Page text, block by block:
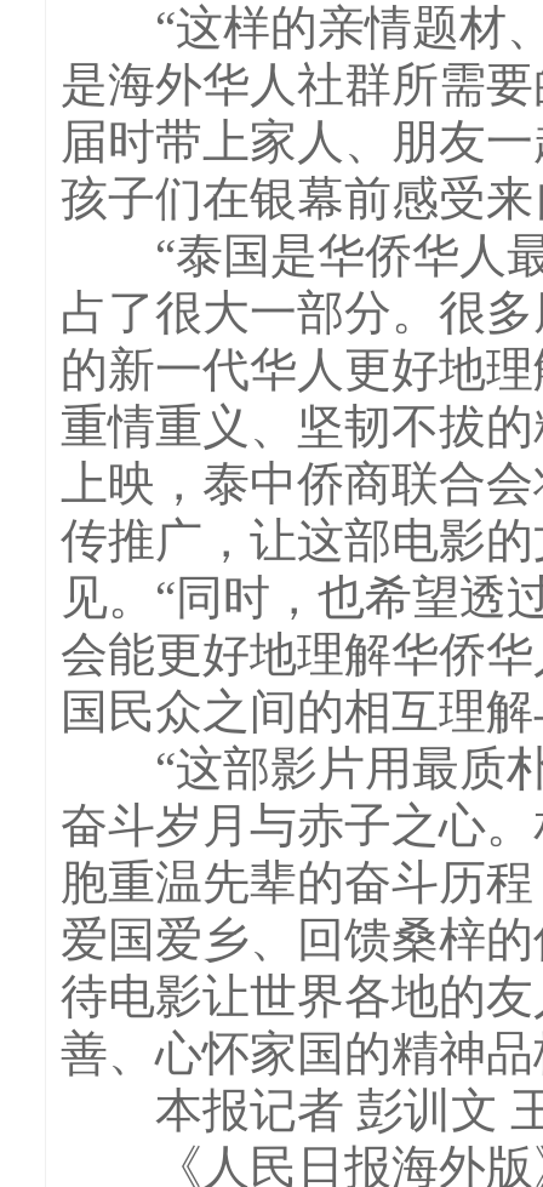
“这样的亲情题材、
是海外华人社群所需
届时带上家人、朋友
孩子们在银幕前感受
“泰国是华侨华人最
占了很大一部分。很
的新一代华人更好地
重情重义、坚韧不拔
上映，泰中侨商联合
传推广，让这部电影
见。“同时，也希望透
会能更好地理解华侨
国民众之间的相互理
“这部影片用最质朴
奋斗岁月与赤子之心
胞重温先辈的奋斗历
爱国爱乡、回馈桑梓
待电影让世界各地的
善、心怀家国的精神
本报记者 彭训文
《人民日报海外版